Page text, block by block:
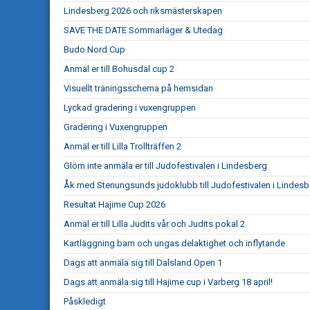
Lindesberg 2026 och riksmästerskapen
SAVE THE DATE Sommarläger & Utedag
Budo Nord Cup
Anmäl er till Bohusdal cup 2
Visuellt träningsschema på hemsidan
Lyckad gradering i vuxengruppen
Gradering i Vuxengruppen
Anmäl er till Lilla Trollträffen 2
Glöm inte anmäla er till Judofestivalen i Lindesberg
Åk med Stenungsunds judoklubb till Judofestivalen i
Resultat Hajime Cup 2026
Anmäl er till Lilla Judits vår och Judits pokal 2
Kartläggning barn och ungas delaktighet och inflytande
Dags att anmäla sig till Dalsland Open 1
Dags att anmäla sig till Hajime cup i Varberg 18 april!
Påskledigt